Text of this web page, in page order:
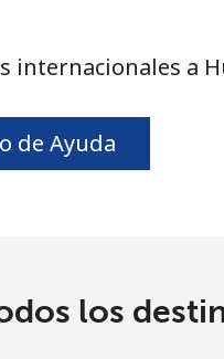
internacionales a
de Ayuda
los